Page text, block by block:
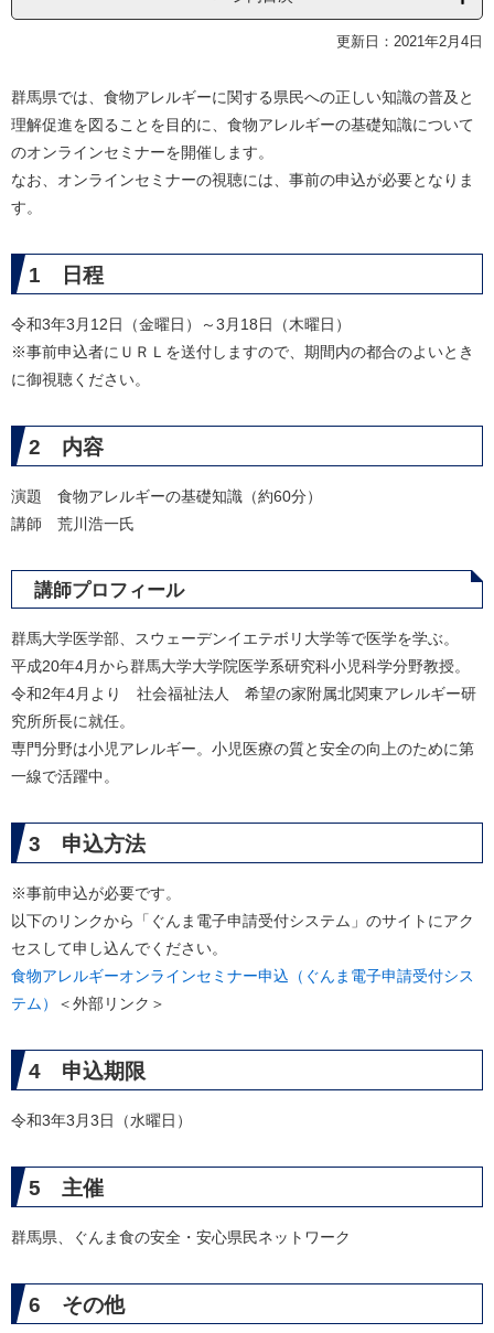
更新日：2021年2月4日
群馬県では、食物アレルギーに関する県民への正しい知識の普及と
理解促進を図ることを目的に、食物アレルギーの基礎知識について
のオンラインセミナーを開催します。
なお、オンラインセミナーの視聴には、事前の申込が必要となりま
す。
1 日程
令和3年3月12日（金曜日）～3月18日（木曜日）
※事前申込者にＵＲＬを送付しますので、期間内の都合のよいとき
に御視聴ください。
2 内容
演題 食物アレルギーの基礎知識（約60分）
講師 荒川浩一氏
講師プロフィール
群馬大学医学部、スウェーデンイエテボリ大学等で医学を学ぶ。
平成20年4月から群馬大学大学院医学系研究科小児科学分野教授。
令和2年4月より 社会福祉法人 希望の家附属北関東アレルギー研
究所所長に就任。
専門分野は小児アレルギー。小児医療の質と安全の向上のために第
一線で活躍中。
3 申込方法
※事前申込が必要です。
以下のリンクから「ぐんま電子申請受付システム」のサイトにアク
セスして申し込んでください。
食物アレルギーオンラインセミナー申込（ぐんま電子申請受付シス
テム）
＜外部リンク＞
4 申込期限
令和3年3月3日（水曜日）
5 主催
群馬県、ぐんま食の安全・安心県民ネットワーク
6 その他